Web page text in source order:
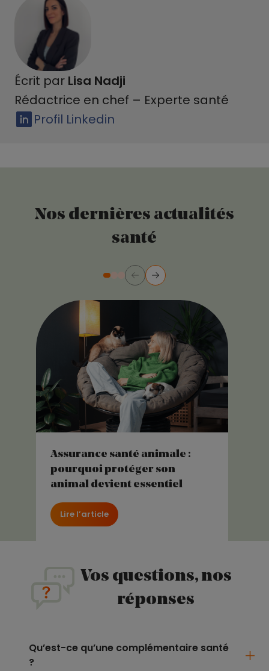
Écrit par Lisa Nadji
Rédactrice en chef – Experte santé
Profil Linkedin
Nos dernières actualités
santé
Diapositive numéro 1
Diapositive numéro 2
Diapositive numéro 3
Précédent
Suivant
Assurance santé animale :
pourquoi protéger son
animal devient essentiel
Lire l’article
Vos questions, nos
réponses
Qu’est-ce qu’une complémentaire santé
?